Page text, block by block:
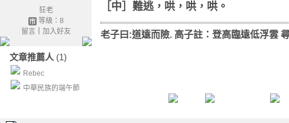
狂老
等級：8
留言｜ 加入好友
文章推薦人 (1)
Rebec
中華民族的端午節
［中］難逃，哄，哄，哄。
老子曰:道遠而險. 高子註：登高臨遠低浮雲